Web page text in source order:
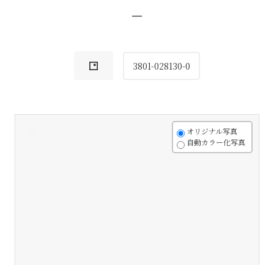
−
3801-028130-0
オリジナル写真
自動カラー化写真